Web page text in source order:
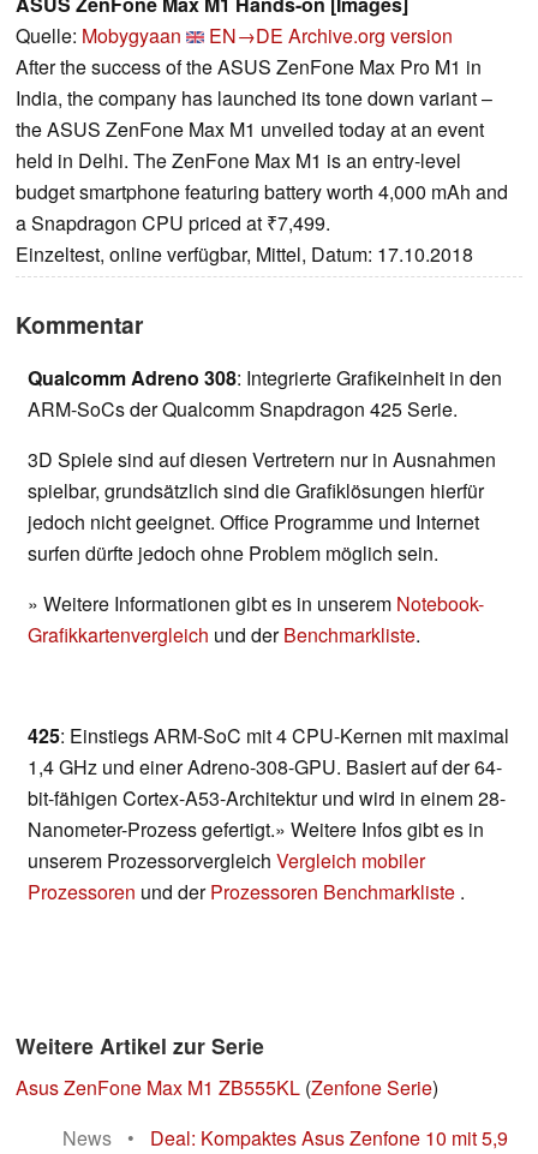
Quelle: Mobygyaan EN→DE Archive.org version
After the success of the ASUS ZenFone Max Pro M1 in
India, the company has launched its tone down variant –
the ASUS ZenFone Max M1 unveiled today at an event
held in Delhi. The ZenFone Max M1 is an entry-level
budget smartphone featuring battery worth 4,000 mAh and
a Snapdragon CPU priced at ₹7,499.
Einzeltest, online verfügbar, Mittel, Datum: 17.10.2018
Kommentar
Qualcomm Adreno 308: Integrierte Grafikeinheit in den
ARM-SoCs der Qualcomm Snapdragon 425 Serie.
3D Spiele sind auf diesen Vertretern nur in Ausnahmen
spielbar, grundsätzlich sind die Grafiklösungen hierfür
jedoch nicht geeignet. Office Programme und Internet
surfen dürfte jedoch ohne Problem möglich sein.
» Weitere Informationen gibt es in unserem Notebook-
Grafikkartenvergleich und derBenchmarkliste.
425: Einstiegs ARM-SoC mit 4 CPU-Kernen mit maximal
1,4 GHz und einer Adreno-308-GPU. Basiert auf der 64-
bit-fähigen Cortex-A53-Architektur und wird in einem 28-
Nanometer-Prozess gefertigt.» Weitere Infos gibt es in
unserem Prozessorvergleich Vergleich mobiler
Prozessoren und derProzessoren Benchmarkliste .
Weitere Artikel zur Serie
Asus ZenFone Max M1 ZB555KL (Zenfone Serie)
News
•
Deal: Kompaktes Asus Zenfone 10 mit 5,9